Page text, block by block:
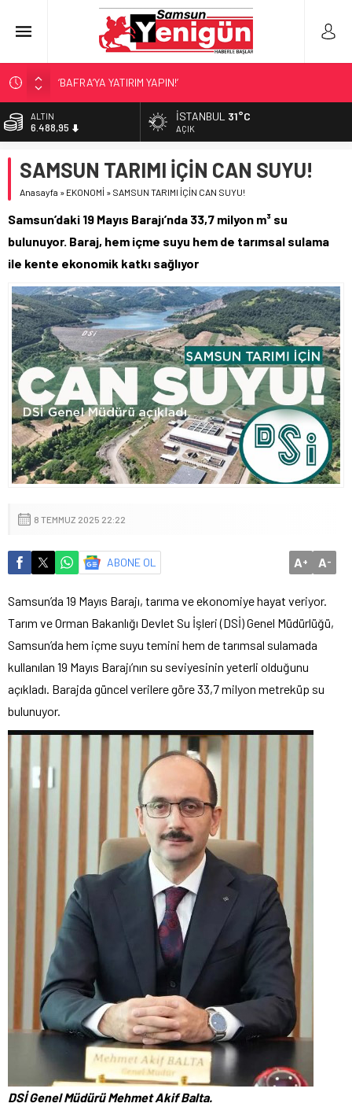
‘BAFRA’YA YATIRIM YAPIN!’
İŞTE FINDIK FİYATI!
SAMSUNSPOR’DA TRANSFER!
SAMSUNSPOR’DA HEDEF 5’İNCİLİK!
BİST
13.798,82
47,5939
EURO
6.488,95
İSTANBUL 31°C
AÇIK
SAMSUN TARIMI İÇİN CAN SUYU!
Anasayfa » EKONOMİ » SAMSUN TARIMI İÇİN CAN SUYU!
Samsun’daki 19 Mayıs Barajı’nda 33,7 milyon m³ su
bulunuyor. Baraj, hem içme suyu hem de tarımsal sulama
ile kente ekonomik katkı sağlıyor
8 TEMMUZ 2025 22:22
ABONE OL A+ A-
Samsun’da 19 Mayıs Barajı, tarıma ve ekonomiye hayat veriyor.
Tarım ve Orman Bakanlığı Devlet Su İşleri (DSİ) Genel Müdürlüğü,
Samsun’da hem içme suyu temini hem de tarımsal sulamada
kullanılan 19 Mayıs Barajı’nın su seviyesinin yeterli olduğunu
açıkladı. Barajda güncel verilere göre 33,7 milyon metreküp su
bulunuyor.
DSİ Genel Müdürü Mehmet Akif Balta.